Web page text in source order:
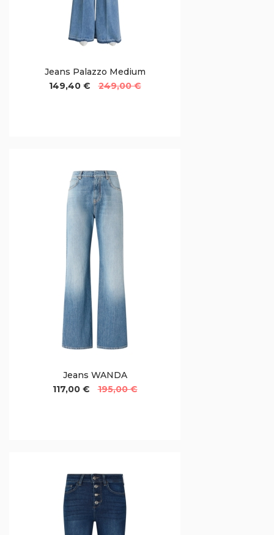
Jeans Palazzo Medium
149,40 €
249,00 €
Jeans WANDA
117,00 €
195,00 €